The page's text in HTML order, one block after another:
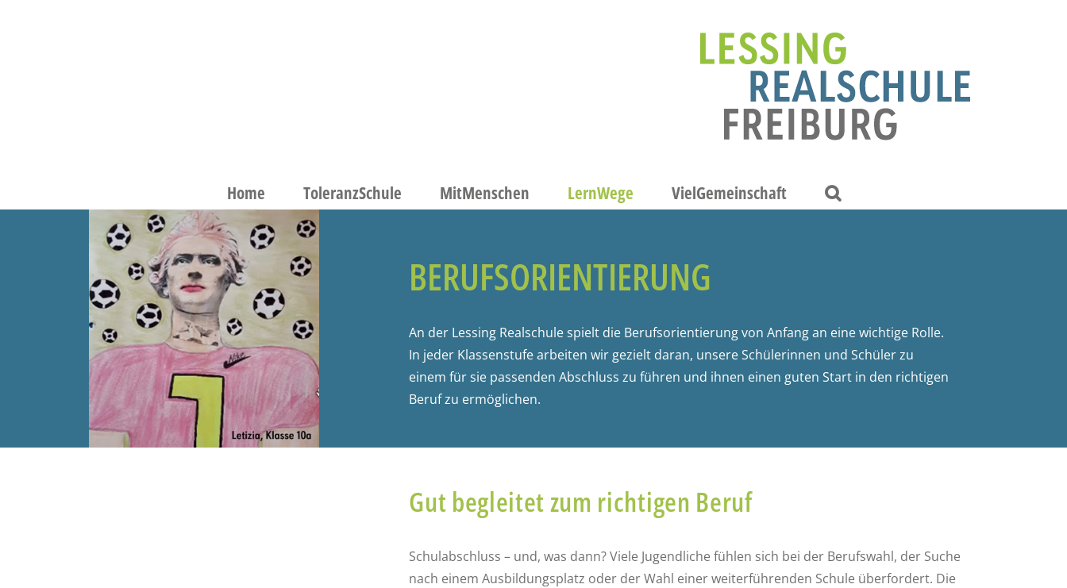
Home ToleranzSchule MitMenschen LernWege VielGemeinschaft
BERUFSORIENTIERUNG
An der Lessing Realschule spielt die Berufsorientierung von Anfang an eine wichtige Rolle.
In jeder Klassenstufe arbeiten wir gezielt daran, unsere Schülerinnen und Schüler zu
einem für sie passenden Abschluss zu führen und ihnen einen guten Start in den richtigen
Beruf zu ermöglichen.
Gut begleitet zum richtigen Beruf
Schulabschluss – und, was dann? Viele Jugendliche fühlen sich bei der Berufswahl, der Suche
nach einem Ausbildungsplatz oder der Wahl einer weiterführenden Schule überfordert. Die